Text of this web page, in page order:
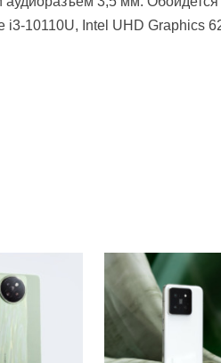
i3-10110U, Intel UHD Graphics